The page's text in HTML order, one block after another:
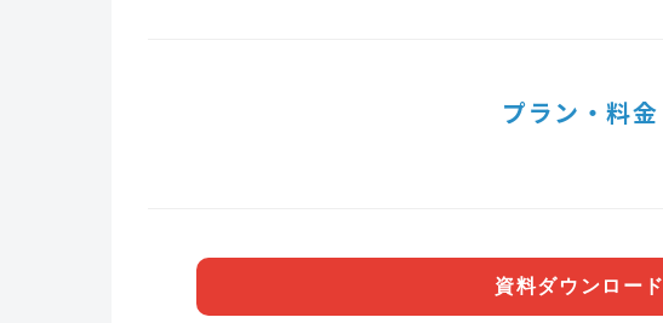
プラン・料金
資料ダウンロード